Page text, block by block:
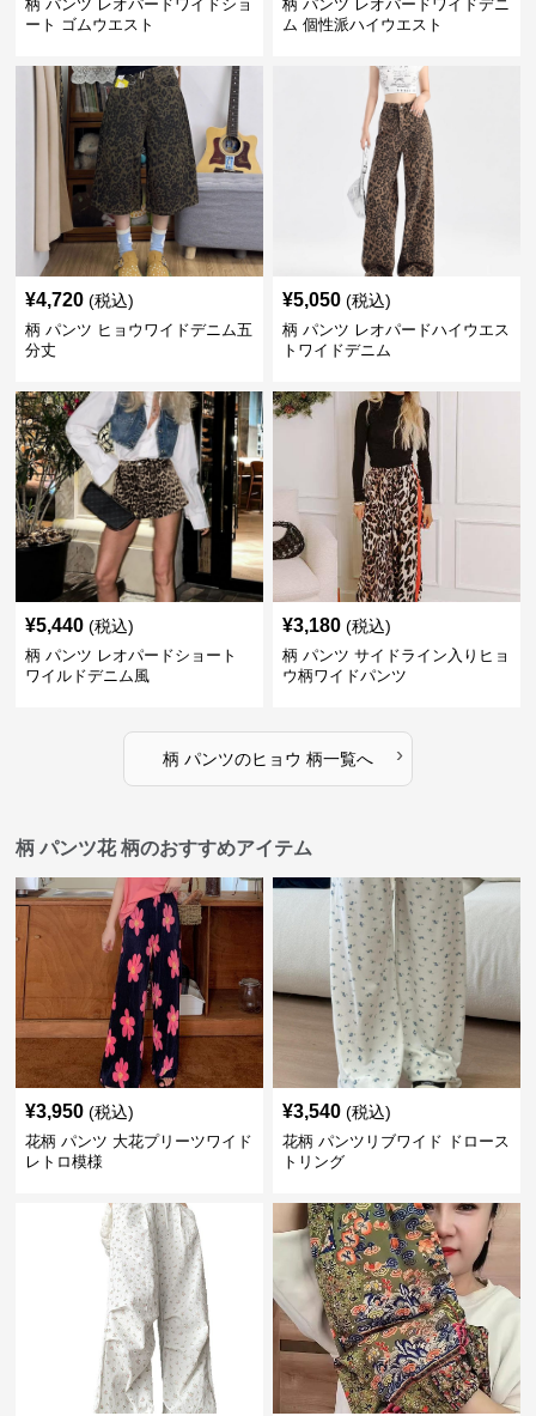
柄 パンツ レオパードワイドショ
ート ゴムウエスト
柄 パンツ レオパードワイドデニ
ム 個性派ハイウエスト
¥4,720 (税込)
柄 パンツ ヒョウワイドデニム五
分丈
¥5,050 (税込)
柄 パンツ レオパードハイウエス
トワイドデニム
¥5,440 (税込)
柄 パンツ レオパードショート
ワイルドデニム風
¥3,180 (税込)
柄 パンツ サイドライン入りヒョ
ウ柄ワイドパンツ
柄 パンツのヒョウ 柄一覧へ ›
柄 パンツ花 柄のおすすめアイテム
¥3,950 (税込)
花柄 パンツ 大花プリーツワイド
レトロ模様
¥3,540 (税込)
花柄 パンツリブワイド ドロース
トリング